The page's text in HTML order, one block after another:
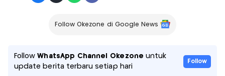
Follow Okezone di Google News
FollowWhatsApp Channel Okezone untuk
update berita terbaru setiap hari
Follow